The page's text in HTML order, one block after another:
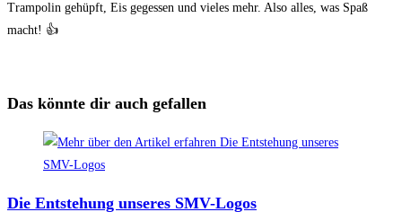
Trampolin gehüpft, Eis gegessen und vieles mehr. Also alles, was Spaß
macht! 👍
Das könnte dir auch gefallen
Die Entstehung unseres SMV-Logos